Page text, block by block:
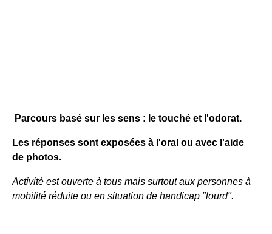
Parcours basé sur les sens : le touché et l'odorat.
Les réponses sont exposées à l'oral ou avec l'aide
de photos.
Activité est ouverte à tous mais surtout aux personnes à
mobilité réduite ou en situation de handicap "lourd".